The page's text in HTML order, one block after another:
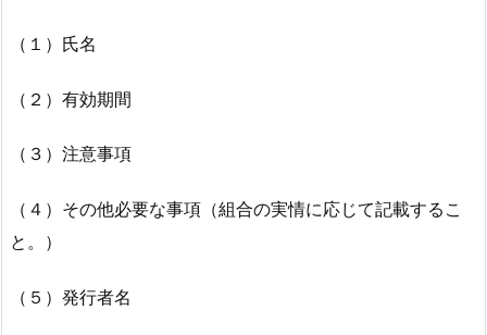
（１）氏名
（２）有効期間
（３）注意事項
（４）その他必要な事項（組合の実情に応じて記載するこ
と。）
（５）発行者名